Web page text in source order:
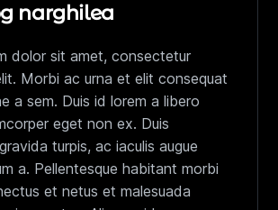
narghilea
dolor sit amet, consectetur
Morbi ac urna et elit consequat
a sem. Duis id lorem a libero
eget non ex. Duis
turpis, ac iaculis augue
a. Pellentesque habitant morbi
et netus et malesuada